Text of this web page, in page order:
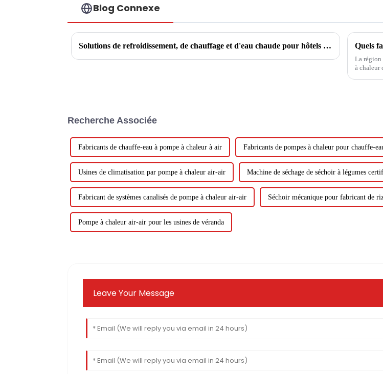
Blog Connexe
Solutions de refroidissement, de chauffage et d'eau chaude pour hôtels et écoles
La région
à chaleur
Recherche Associée
Fabricants de chauffe-eau à pompe à chaleur à air Fabricants de pompes à chaleur pour chauffe-
Usines de climatisation par pompe à chaleur air-air Machine de séchage de séchoir à légumes
Fabricant de systèmes canalisés de pompe à chaleur air-air Séchoir mécanique pour fabricant de
Pompe à chaleur air-air pour les usines de véranda
Leave Your Message